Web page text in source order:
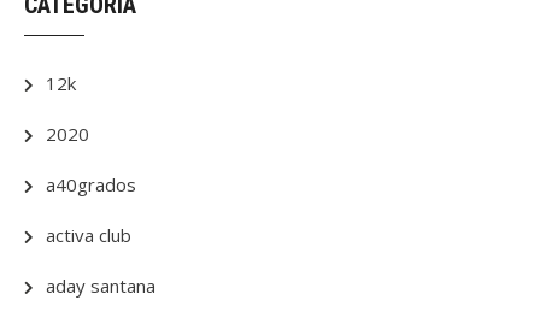
12k
2020
a40grados
activa club
aday santana